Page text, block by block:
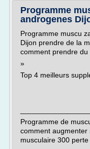
Programme
androgenes
Programme muscu
Dijon prendre de la
comment prendre du
»
Top 4 meilleurs
Programme de
comment
musculaire 300 perte